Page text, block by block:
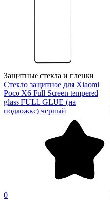
Защитные стекла и пленки
Стекло защитное для Xiaomi
Poco X6 Full Screen tempered
glass FULL GLUE (на
подложке) черный
0